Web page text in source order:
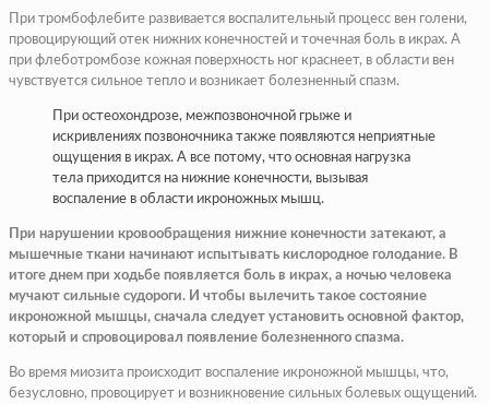
При тромбофлебите развивается воспалительный процесс вен голени,
провоцирующий отек нижних конечностей и точечная боль в икрах. А
при флеботромбозе кожная поверхность ног краснеет, в области вен
чувствуется сильное тепло и возникает болезненный спазм.
При остеохондрозе, межпозвоночной грыже и
искривлениях позвоночника также появляются неприятные
ощущения в икрах. А все потому, что основная нагрузка
тела приходится на нижние конечности, вызывая
воспаление в области икроножных мышц.
При нарушении кровообращения нижние конечности затекают, а
мышечные ткани начинают испытывать кислородное голодание. В
итоге днем при ходьбе появляется боль в икрах, а ночью человека
мучают сильные судороги. И чтобы вылечить такое состояние
икроножной мышцы, сначала следует установить основной фактор,
который и спровоцировал появление болезненного спазма.
Во время миозита происходит воспаление икроножной мышцы, что,
безусловно, провоцирует и возникновение сильных болевых ощущений.